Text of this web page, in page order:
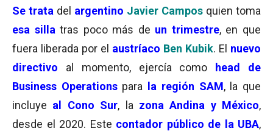
Se trata del argentino Javier Campos quien toma
esa sillatras poco más de un trimestre, en que
fuera liberada por el austríaco Ben Kubik. El nuevo
directivo
al momento, ejercía como
head de
Business Operationspara la región SAM, la que
incluye al Cono Sur, la zona Andina y México,
desde el 2020. Este contador público de la UBA,